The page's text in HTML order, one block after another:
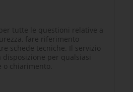
tutte le questioni relative a
fare riferimento
schede tecniche. Il servizio
per qualsiasi
chiarimento.